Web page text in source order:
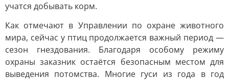
учатся добывать корм.
Как отмечают в Управлении по охране животного
мира, сейчас у птиц продолжается важный период —
сезон гнездования. Благодаря особому режиму
охраны заказник остаётся безопасным местом для
выведения потомства. Многие гуси из года в год